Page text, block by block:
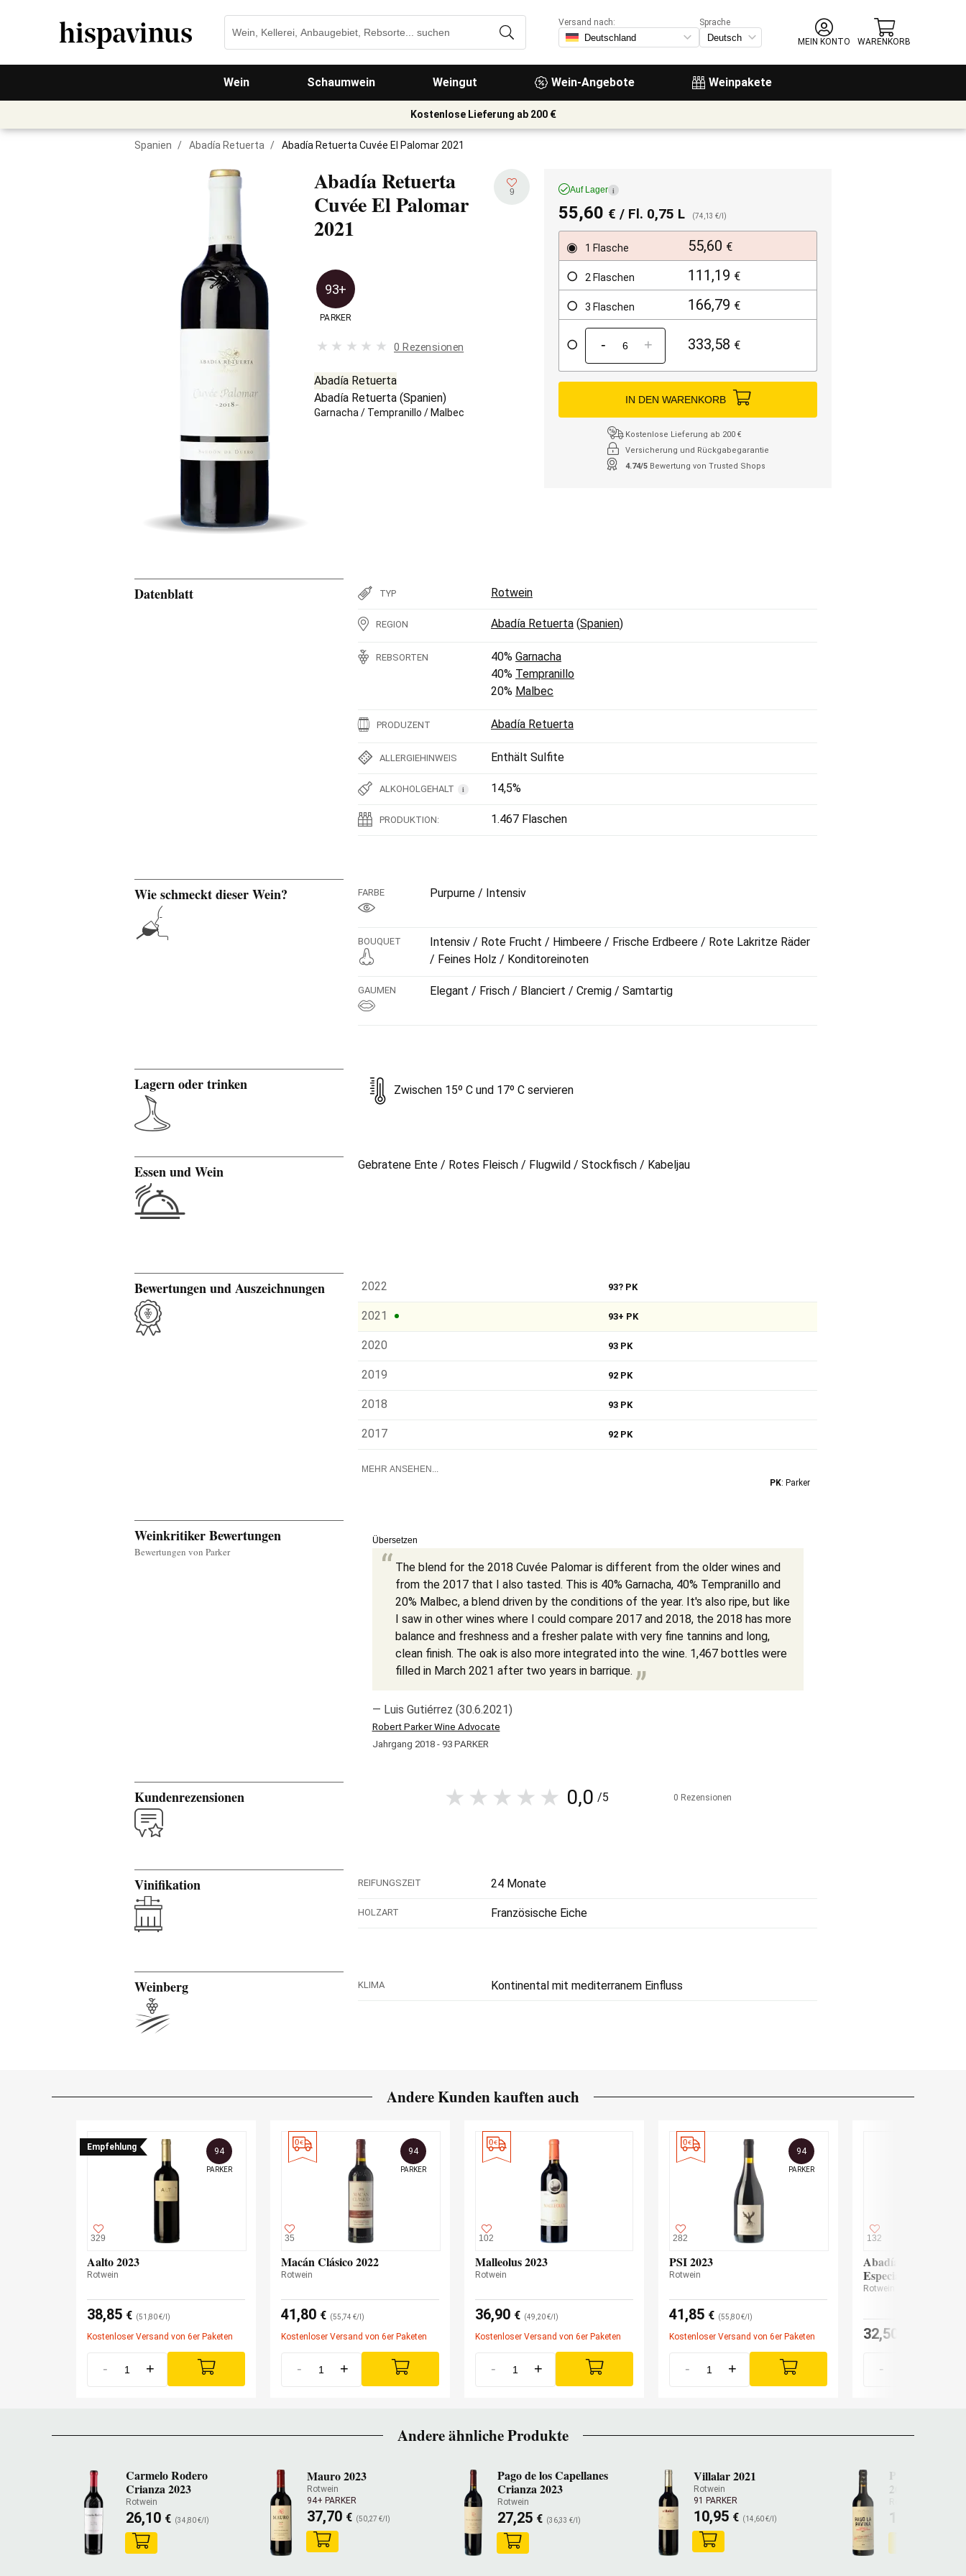
Wein Schaumwein Weingut Wein-Angebote Weinpakete
Versand nach:
Sprache
MEIN KONTO
WARENKORB
Kostenlose Lieferung ab 200 €
Spanien / Abadía Retuerta / Abadía Retuerta Cuvée El Palomar 2021
Abadía Retuerta
Cuvée El Palomar
2021
9
93+
PARKER
0 Rezensionen
Abadía Retuerta
Abadía Retuerta (Spanien)
Garnacha / Tempranillo / Malbec
Auf Lager i
55,60 € / Fl. 0,75 L (74,13 €/l)
1 Flasche 55,60 €
2 Flaschen 111,19 €
3 Flaschen 166,79 €
- + 333,58 €
IN DEN WARENKORB
Kostenlose Lieferung ab 200 €
Versicherung und Rückgabegarantie
4.74/5 Bewertung von Trusted Shops
Datenblatt TYP Rotwein
REGION Abadía Retuerta (Spanien)
REBSORTEN 40% Garnacha
40% Tempranillo
20% Malbec
PRODUZENT Abadía Retuerta
ALLERGIEHINWEIS Enthält Sulfite
ALKOHOLGEHALT i 14,5%
PRODUKTION: 1.467 Flaschen
Wie schmeckt dieser Wein? FARBE Purpurne / Intensiv
BOUQUET
Intensiv / Rote Frucht / Himbeere / Frische Erdbeere / Rote Lakritze Räder
/ Feines Holz / Konditoreinoten
GAUMEN Elegant / Frisch / Blanciert / Cremig / Samtartig
Lagern oder trinken Zwischen 15º C und 17º C servieren
Essen und Wein Gebratene Ente / Rotes Fleisch / Flugwild / Stockfisch / Kabeljau
Bewertungen und Auszeichnungen 2022 93? PK
2021 93+ PK
2020 93 PK
2019 92 PK
2018 93 PK
2017 92 PK
MEHR ANSEHEN...
PK: Parker
Weinkritiker Bewertungen
Bewertungen von Parker
Übersetzen
The blend for the 2018 Cuvée Palomar is different from the older wines and
from the 2017 that I also tasted. This is 40% Garnacha, 40% Tempranillo and
20% Malbec, a blend driven by the conditions of the year. It's also ripe, but like
I saw in other wines where I could compare 2017 and 2018, the 2018 has more
balance and freshness and a fresher palate with very fine tannins and long,
clean finish. The oak is also more integrated into the wine. 1,467 bottles were
filled in March 2021 after two years in barrique.
— Luis Gutiérrez (30.6.2021)
Robert Parker Wine Advocate
Jahrgang 2018 - 93 PARKER
Kundenrezensionen 0,0 /5 0 Rezensionen
Vinifikation REIFUNGSZEIT 24 Monate
HOLZART Französische Eiche
Weinberg KLIMA Kontinental mit mediterranem Einfluss
Andere Kunden kauften auch
Empfehlung
329
94
PARKER
Aalto 2023
Rotwein
38,85 € (51,80 €/l)
Kostenloser Versand von 6er Paketen
- +
35
94
PARKER
Macán Clásico 2022
Rotwein
41,80 € (55,74 €/l)
Kostenloser Versand von 6er Paketen
- +
102
Malleolus 2023
Rotwein
36,90 € (49,20 €/l)
Kostenloser Versand von 6er Paketen
- +
282
94
PARKER
PSI 2023
Rotwein
41,85 € (55,80 €/l)
Kostenloser Versand von 6er Paketen
- +
132
Abadía Retuerta
Especial 2021
Rotwein
32,50
-
Andere ähnliche Produkte
Carmelo Rodero
Crianza 2023
Rotwein
26,10 € (34,80 €/l)
Mauro 2023
Rotwein
94+ PARKER
37,70 € (50,27 €/l)
Pago de los Capellanes
Crianza 2023
Rotwein
27,25 € (36,33 €/l)
Villalar 2021
Rotwein
91 PARKER
10,95 € (14,60 €/l)
Pago La Pavina
2020
13,70